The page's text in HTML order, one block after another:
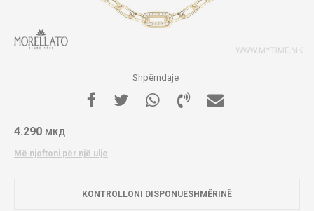
Shpërndaje
4.290 МКД
Më njoftoni për një ulje
KONTROLLONI DISPONUESHMËRINË